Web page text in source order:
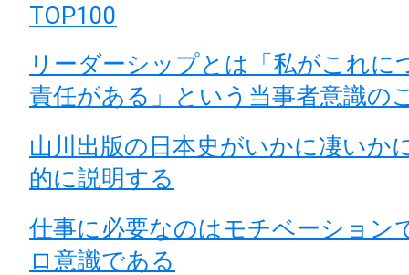
TOP100
リーダーシップとは「私がこれに
責任がある」という当事者意識の
山川出版の日本史がいかに凄いか
的に説明する
仕事に必要なのはモチベーション
ロ意識である